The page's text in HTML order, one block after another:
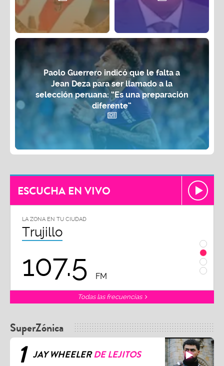
Paolo Guerrero indicó que le falta a
Jean Deza para ser llamado a la
selección peruana: “Es una preparación
diferente”
ESCUCHA EN VIVO
LA ZONA EN TU CIUDAD
Trujillo
107.5 FM
Todas las frecuencias
SuperZónica
1 JAY WHEELERDE LEJITOS